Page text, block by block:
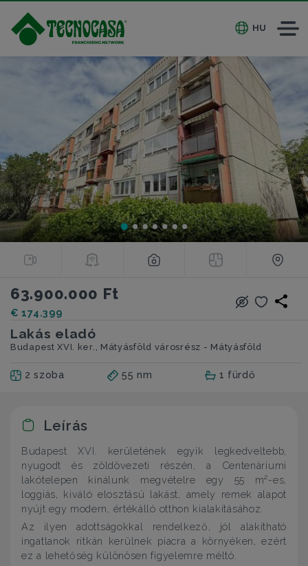
HU
63.900.000 Ft
€ 174.399
Lakás eladó
Budapest XVI. ker., Mátyásföld városrész - Mátyásföld
2 szoba 55 nm 1 fürdő
Leírás
Budapest XVI. kerületének egyik legkedveltebb,
nyugodt és zöldövezeti részén, a Centenáriumi
lakótelepen kínálunk megvételre egy 55 m²-es,
loggiás, kiváló elosztású lakást, amely remek alapot
nyújt egy modern, értékálló otthon kialakításához.
Az ilyen adottságokkal rendelkező, jól alakítható
ingatlanok ritkán kerülnek piacra a környéken, ezért
ez a lehetőség különösen figyelemre méltó.